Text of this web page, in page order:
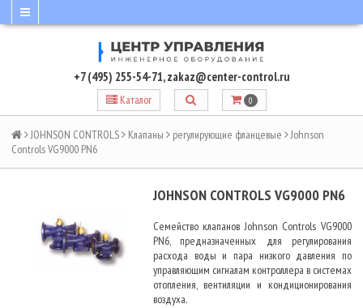
+7 (495) 255-54-71,zakaz@center-control.ru
Каталог 0
JOHNSON CONTROLS Клапаны регулирующие фланцевые
Johnson
Controls VG9000 PN6
JOHNSON CONTROLS VG9000 PN6
Семейство клапанов Johnson Controls VG9000
PN6, предназначенных для регулирования
расхода воды и пара низкого давления по
управляющим сигналам контроллера в системах
отопления, вентиляции и кондиционирования
воздуха.